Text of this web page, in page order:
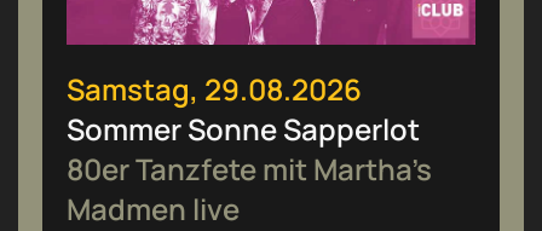
Samstag, 29.08.2026
Sommer Sonne Sapperlot
80er Tanzfete mit Martha’s
Madmen live